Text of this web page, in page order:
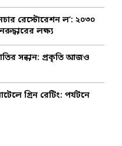
রেস্টোরেশন ল’: ২০৩০
লক্ষ্য
সন্ধান: প্রকৃতি আজও
গ্রিন রেটিং: পর্যটনে